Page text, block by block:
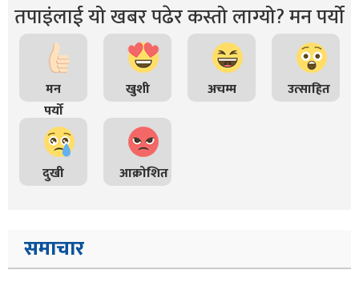
तपाइंलाई यो खबर पढेर कस्तो लाग्यो? मन पर्यो
मन
पर्यो
खुशी अचम्म उत्साहित
दुखी आक्रोशित
समाचार